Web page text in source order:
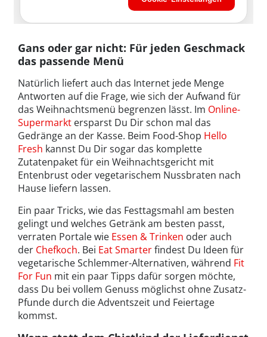
Gans oder gar nicht: Für jeden Geschmack
das passende Menü
Natürlich liefert auch das Internet jede Menge
Antworten auf die Frage, wie sich der Aufwand für
das Weihnachtsmenü begrenzen lässt. Im Online-
Supermarkt ersparst Du Dir schon mal das
Gedränge an der Kasse. Beim Food-Shop Hello
Fresh kannst Du Dir sogar das komplette
Zutatenpaket für ein Weihnachtsgericht mit
Entenbrust oder vegetarischem Nussbraten nach
Hause liefern lassen.
Ein paar Tricks, wie das Festtagsmahl am besten
gelingt und welches Getränk am besten passt,
verraten Portale wie Essen & Trinken oder auch
der Chefkoch. Bei Eat Smarterfindest Du Ideen für
vegetarische Schlemmer-Alternativen, während Fit
For Fun mit ein paar Tipps dafür sorgen möchte,
dass Du bei vollem Genuss möglichst ohne Zusatz-
Pfunde durch die Adventszeit und Feiertage
kommst.